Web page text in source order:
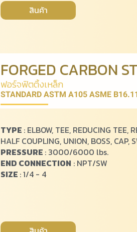
สินค้า
FORGED CARBON
ฟอร์จฟิตติ้งเหล็ก
STANDARD ASTM A105 ASME
TYPE : ELBOW, TEE, REDUCING TEE,
HALF COUPLING, UNION, BOSS, CAP,
PRESSURE : 3000/6000 lbs.
END CONNECTION : NPT/SW
SIZE : 1/4 - 4